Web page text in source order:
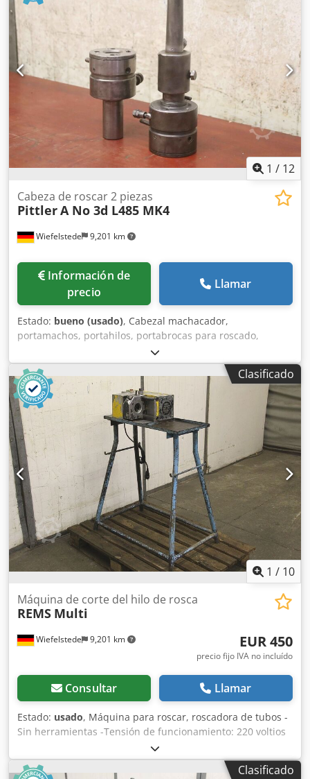
1 / 12
Wiefelstede 9,201 km
Cabeza de roscar 2 piezas
PittlerA No 3d L485 MK4
Información de
precio
Llamar
Estado: bueno (usado), Cabezal machacador,
portamachos, portahilos, portabrocas para roscado,
herramienta de fresado, aparato de roscado - Fabricante:
Pittler, cabezales de roscado autoabribles 2 unidades -
Tipo: Modelo A Nº 3d L485 - Tamaño: M7 x 1,25 1 unidad -
Tamaño: Ø 24 mm Portaherramientas MK4 1 unidad -
Precio/entrega: completo - Dimensiones de transporte:
180/140/Al310 mm - Peso: 8,5 kg Cjdpsrvlduofx Ak Aerf
Clasificado
1 / 10
Wiefelstede 9,201 km
Máquina de corte del hilo de rosca
REMS Multi
EUR 450
precio fijo IVA no incluído
Consultar Llamar
Estado: usado, Máquina para roscar, roscadora de tubos -
Sin herramientas -Tensión de funcionamiento: 220 voltios
Csdpfxofyh Ebo Ak Aorf -Dimensiones: 830/530/A1080 mm -
Peso: 64 kg
Clasificado